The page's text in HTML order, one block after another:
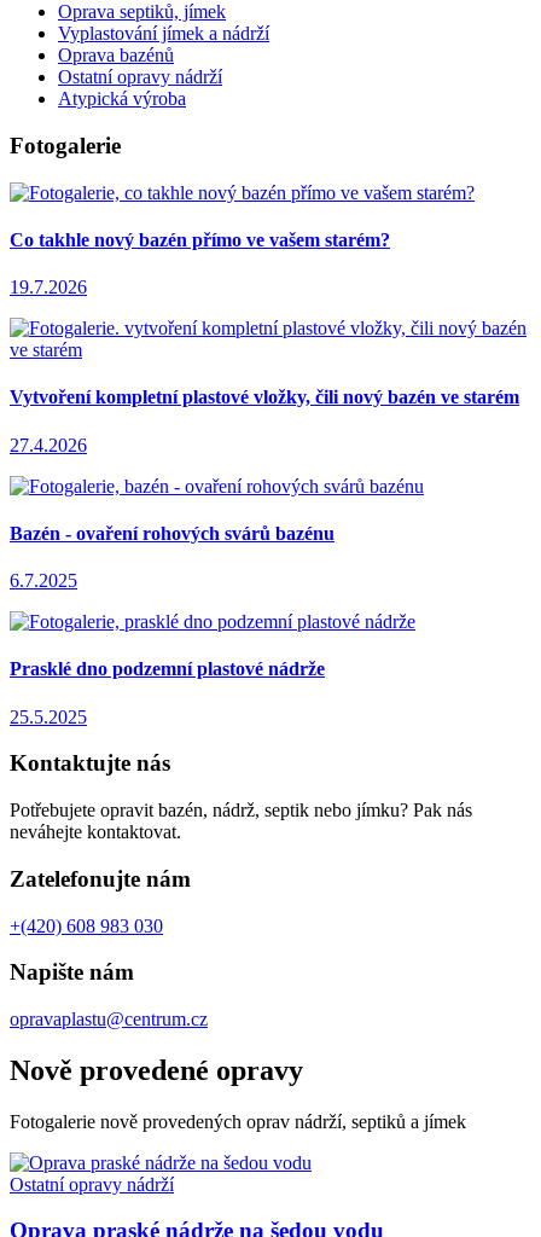
Oprava septiků, jímek
Vyplastování jímek a nádrží
Oprava bazénů
Ostatní opravy nádrží
Atypická výroba
Fotogalerie
Co takhle nový bazén přímo ve vašem starém?
19.7.2026
Vytvoření kompletní plastové vložky, čili nový bazén ve starém
27.4.2026
Bazén - ovaření rohových svárů bazénu
6.7.2025
Prasklé dno podzemní plastové nádrže
25.5.2025
Kontaktujte nás
Potřebujete opravit bazén, nádrž, septik nebo jímku? Pak nás
neváhejte kontaktovat.
Zatelefonujte nám
+(420) 608 983 030
Napište nám
opravaplastu@centrum.cz
Nově provedené opravy
Fotogalerie nově provedených oprav nádrží, septiků a jímek
Ostatní opravy nádrží
Oprava praské nádrže na šedou vodu